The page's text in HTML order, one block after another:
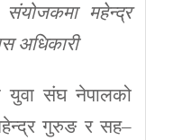
महेन्द्र
अधिकारी
युवा संघ नेपालको
गुरुङ र सह–